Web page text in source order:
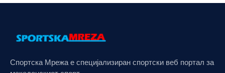
Спортска Мрежа е специјализиран спортски веб портал за